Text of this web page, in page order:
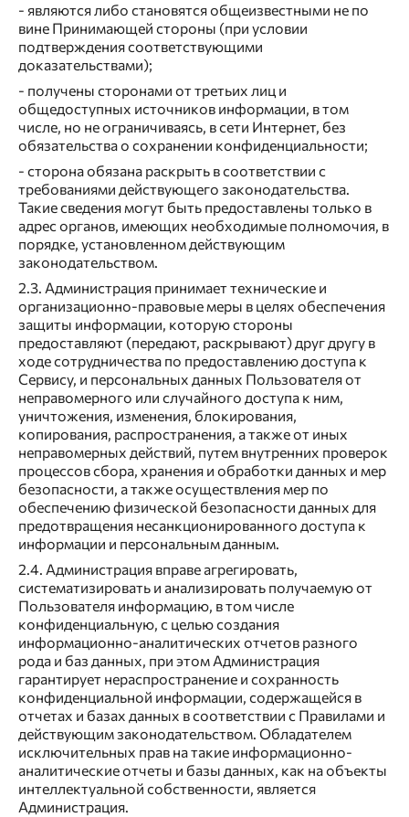
- являются либо становятся общеизвестными не по
вине Принимающей стороны (при условии
подтверждения соответствующими
доказательствами);
- получены сторонами от третьих лиц и
общедоступных источников информации, в том
числе, но не ограничиваясь, в сети Интернет, без
обязательства о сохранении конфиденциальности;
- сторона обязана раскрыть в соответствии с
требованиями действующего законодательства.
Такие сведения могут быть предоставлены только в
адрес органов, имеющих необходимые полномочия, в
порядке, установленном действующим
законодательством.
2.3. Администрация принимает технические и
организационно-правовые меры в целях обеспечения
защиты информации, которую стороны
предоставляют (передают, раскрывают) друг другу в
ходе сотрудничества по предоставлению доступа к
Сервису, и персональных данных Пользователя от
неправомерного или случайного доступа к ним,
уничтожения, изменения, блокирования,
копирования, распространения, а также от иных
неправомерных действий, путем внутренних проверок
процессов сбора, хранения и обработки данных и мер
безопасности, а также осуществления мер по
обеспечению физической безопасности данных для
предотвращения несанкционированного доступа к
информации и персональным данным.
2.4. Администрация вправе агрегировать,
систематизировать и анализировать получаемую от
Пользователя информацию, в том числе
конфиденциальную, с целью создания
информационно-аналитических отчетов разного
рода и баз данных, при этом Администрация
гарантирует нераспространение и сохранность
конфиденциальной информации, содержащейся в
отчетах и базах данных в соответствии с Правилами и
действующим законодательством. Обладателем
исключительных прав на такие информационно-
аналитические отчеты и базы данных, как на объекты
интеллектуальной собственности, является
Администрация.